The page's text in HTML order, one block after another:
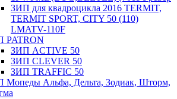
ЗИП для квадроцикла 2016 TERMIT,
TERMIT SPORT, CITY 50 (110)
LMATV-110F
PATRON
ЗИП ACTIVE 50
ЗИП CLEVER 50
ЗИП TRAFFIC 50
Мопеды Альфа, Дельта, Зодиак, Шторм,